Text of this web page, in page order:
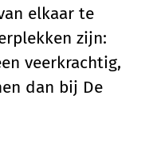
elkaar te
zijn:
veerkrachtig,
dan bij De